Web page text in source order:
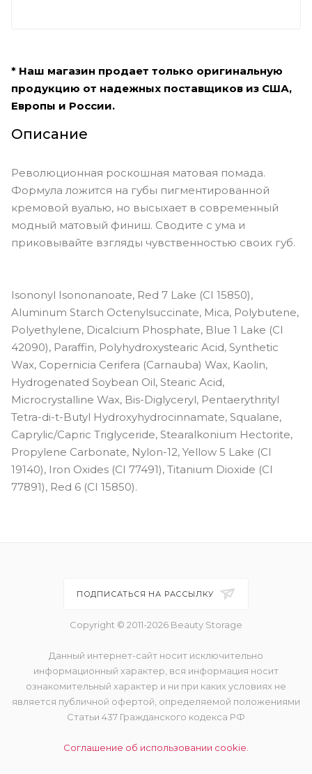
* Наш магазин продает только оригинальную
продукцию от надежных поставщиков из США,
Европы и России.
Описание
Революционная роскошная матовая помада.
Формула ложится на губы пигментированной
кремовой вуалью, но высыхает в современный
модный матовый финиш. Сводите с ума и
приковывайте взгляды чувственностью своих губ.
Isononyl Isononanoate, Red 7 Lake (CI 15850),
Aluminum Starch Octenylsuccinate, Mica, Polybutene,
Polyethylene, Dicalcium Phosphate, Blue 1 Lake (CI
42090), Paraffin, Polyhydroxystearic Acid, Synthetic
Wax, Copernicia Cerifera (Carnauba) Wax, Kaolin,
Hydrogenated Soybean Oil, Stearic Acid,
Microcrystalline Wax, Bis-Diglyceryl, Pentaerythrityl
Tetra-di-t-Butyl Hydroxyhydrocinnamate, Squalane,
Caprylic/Capric Triglyceride, Stearalkonium Hectorite,
Propylene Carbonate, Nylon-12, Yellow 5 Lake (CI
19140), Iron Oxides (CI 77491), Titanium Dioxide (CI
77891), Red 6 (CI 15850).
ПОДПИСАТЬСЯ НА РАССЫЛКУ
Copyright © 2011-2026 Beauty Storage
Данный интернет-сайт носит исключительно
информационный характер, вся информация носит
ознакомительный характер и ни при каких условиях не
является публичной офертой, определяемой положениями
Статьи 437 Гражданского кодекса РФ
Соглашение об использовании cookie.